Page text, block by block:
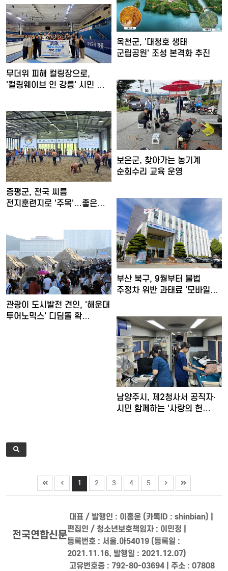
옥천군, '대청호 생태
군립공원' 조성 본격화 추진
무더위 피해 컬링장으로,
'컬링웨이브 인 강릉' 시민 …
보은군, 찾아가는 농기계
순회수리 교육 운영
증평군, 전국 씨름
전지훈련지로 '주목'…좋은
부산 북구, 9월부터 불법
주정차 위반 과태료 '모바일…
관광이 도시발전 견인, '해운대
투어노믹스' 디딤돌 확…
남양주시, 제2청사서 공직자·
시민 함께하는 '사랑의 헌…
1 2 3 4 5
전국연합신문
대표 / 발행인 : 이홍윤 (카톡ID : shinbian) |
편집인 / 청소년보호책임자 : 이민정 |
등록번호 : 서울.아54019 (등록일 :
2021.11.16, 발행일 : 2021.12.07)
고유번호증 : 792-80-03694 | 주소 : 07808